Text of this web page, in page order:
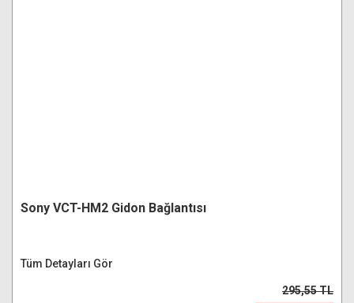
Sony VCT-HM2 Gidon Bağlantısı
Tüm Detayları Gör
295,55 TL